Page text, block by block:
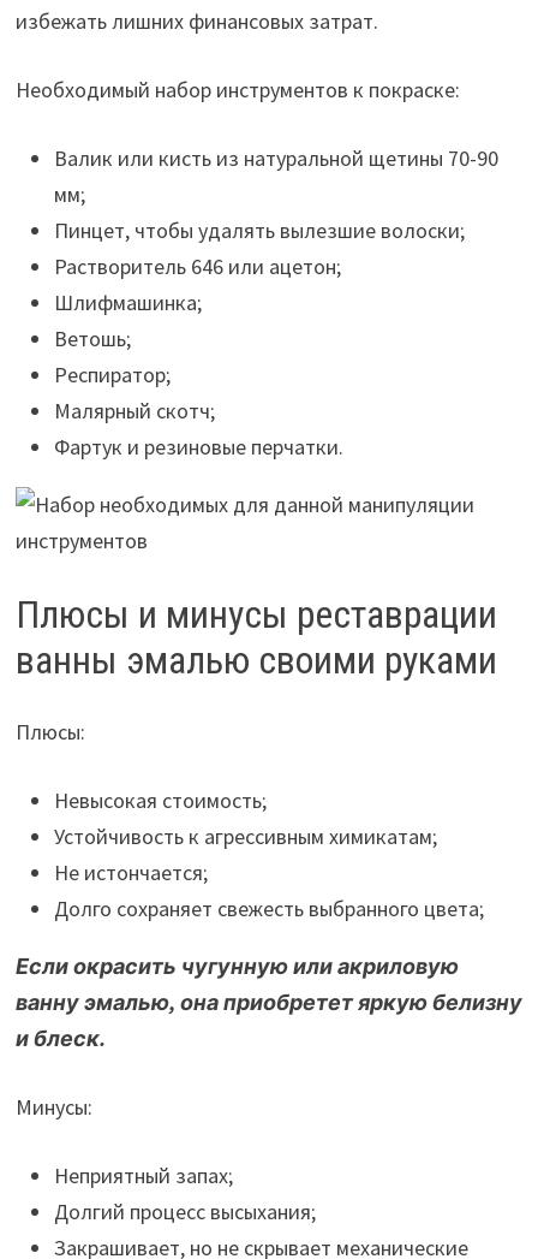
избежать лишних финансовых затрат.
Необходимый набор инструментов к покраске:
Валик или кисть из натуральной щетины 70-90
мм;
Пинцет, чтобы удалять вылезшие волоски;
Растворитель 646 или ацетон;
Шлифмашинка;
Ветошь;
Респиратор;
Малярный скотч;
Фартук и резиновые перчатки.
Плюсы и минусы реставрации
ванны эмалью своими руками
Плюсы:
Невысокая стоимость;
Устойчивость к агрессивным химикатам;
Не истончается;
Долго сохраняет свежесть выбранного цвета;
Если окрасить чугунную или акриловую
ванну эмалью, она приобретет яркую белизну
и блеск.
Минусы:
Неприятный запах;
Долгий процесс высыхания;
Закрашивает, но не скрывает механические